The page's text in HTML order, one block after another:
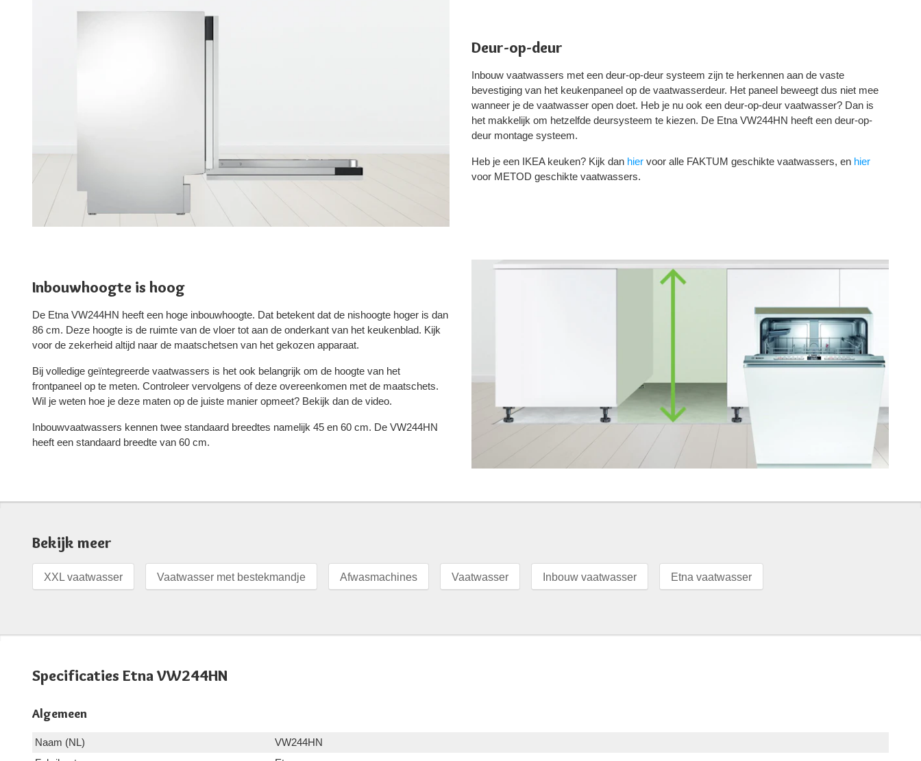
Deur-op-deur
Inbouw vaatwassers met een deur-op-deur systeem zijn te herkennen aan de vaste
bevestiging van het keukenpaneel op de vaatwasserdeur. Het paneel beweegt dus niet mee
wanneer je de vaatwasser open doet. Heb je nu ook een deur-op-deur vaatwasser? Dan is
het makkelijk om hetzelfde deursysteem te kiezen. De Etna VW244HN heeft een deur-op-
deur montage systeem.
Heb je een IKEA keuken? Kijk dan hier voor alle FAKTUM geschikte vaatwassers, en hier
voor METOD geschikte vaatwassers.
Inbouwhoogte is hoog
De Etna VW244HN heeft een hoge inbouwhoogte. Dat betekent dat de nishoogte hoger is dan
86 cm. Deze hoogte is de ruimte van de vloer tot aan de onderkant van het keukenblad. Kijk
voor de zekerheid altijd naar de maatschetsen van het gekozen apparaat.
Bij volledige geïntegreerde vaatwassers is het ook belangrijk om de hoogte van het
frontpaneel op te meten. Controleer vervolgens of deze overeenkomen met de maatschets.
Wil je weten hoe je deze maten op de juiste manier opmeet? Bekijk dan de video.
Inbouwvaatwassers kennen twee standaard breedtes namelijk 45 en 60 cm. De VW244HN
heeft een standaard breedte van 60 cm.
Bekijk meer
XXL vaatwasser Vaatwasser met bestekmandje Afwasmachines Vaatwasser Inbouw vaatwasser Etna vaatwasser
Specificaties Etna VW244HN
Algemeen
Naam (NL)
VW244HN